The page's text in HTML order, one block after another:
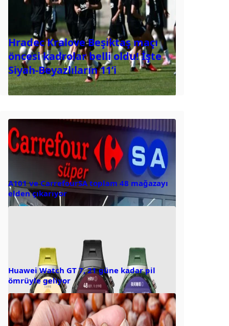
Hradec Kralove Beşiktaş maçı
öncesi kadrolar belli oldu! İşte
Siyah-Beyazlıların 11’i
A101 ve CarrefourSA toplam 48 mağazayı
elden çıkarıyor
Huawei Watch GT 7, 21 güne kadar pil
ömrüyle geliyor